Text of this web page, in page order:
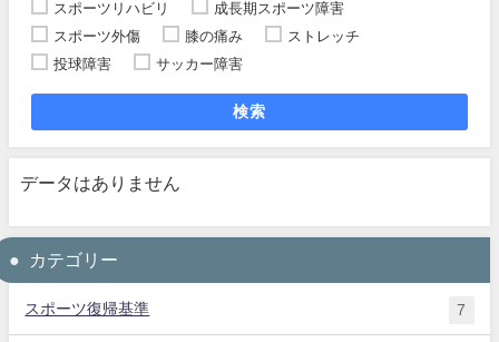
スポーツリハビリ
成長期スポーツ障害
スポーツ外傷
膝の痛み
ストレッチ
投球障害
サッカー障害
検索
データはありません
カテゴリー
スポーツ復帰基準 7